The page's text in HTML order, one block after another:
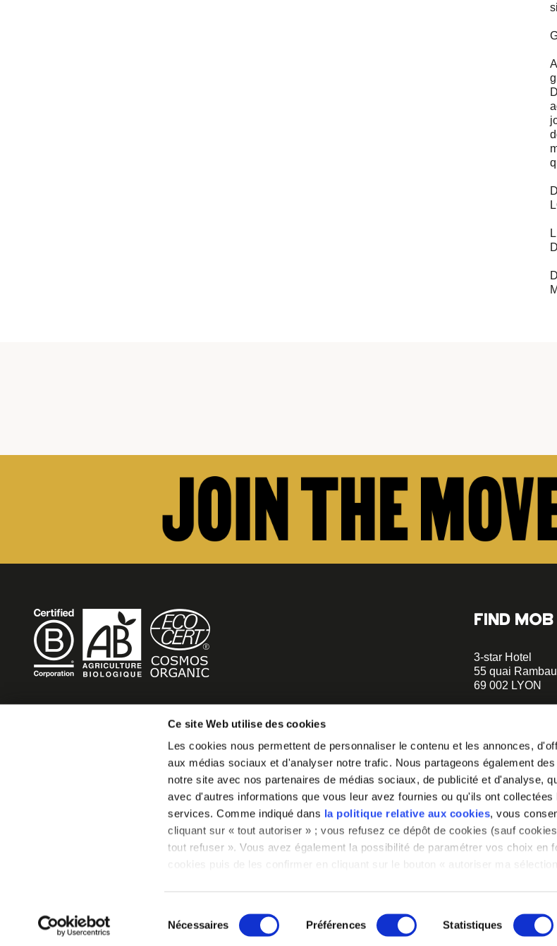
Ce site Web utilise des cookies
Les cookies nous permettent de personnaliser le contenu et les annonces,
aux médias sociaux et d'analyser notre trafic. Nous partageons également
notre site avec nos partenaires de médias sociaux, de publicité et d'analyse,
avec d'autres informations que vous leur avez fournies ou qu'ils ont
services. Comme indiqué dans la politique relative aux cookies, vous
cliquant sur « tout autoriser » ; vous refusez ce dépôt de cookies (sauf
tout refuser ». Vous avez également la possibilité de paramétrer vos choix en
cookies puis de les confirmer en cliquant sur le bouton « autoriser ma
du
Nécessaires Préférences Statistiques
BECOME MOB
MOB HOTEL is growing into a cooperative movement
If you want to create your own MOB HOTEL and belong to our
just write to us and tell us about your project, we will tell you how to
becomemob@mobhotel.com
FIND
3-star Hotel
55 quai
69 002 LYON
Confluences
A 2-minute walk
PARIS LYON